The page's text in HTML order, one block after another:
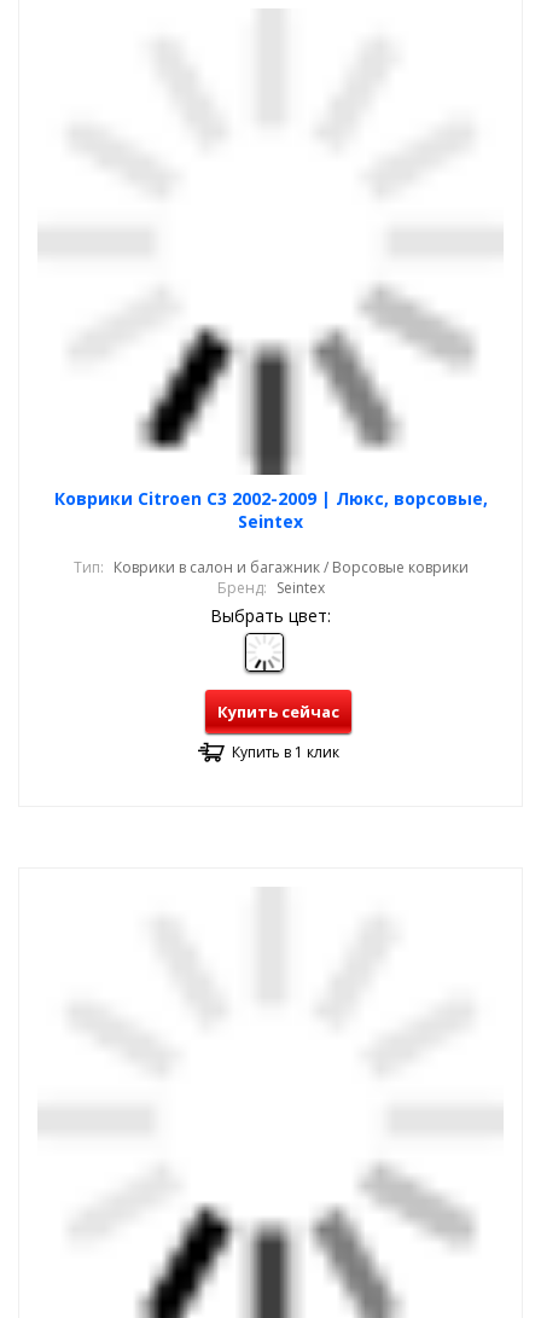
Коврики Citroen C3 2002-2009 | Люкс, ворсовые,
Seintex
Тип: Коврики в салон и багажник / Ворсовые коврики
Бренд: Seintex
Выбрать цвет:
Купить сейчас
Купить в 1 клик